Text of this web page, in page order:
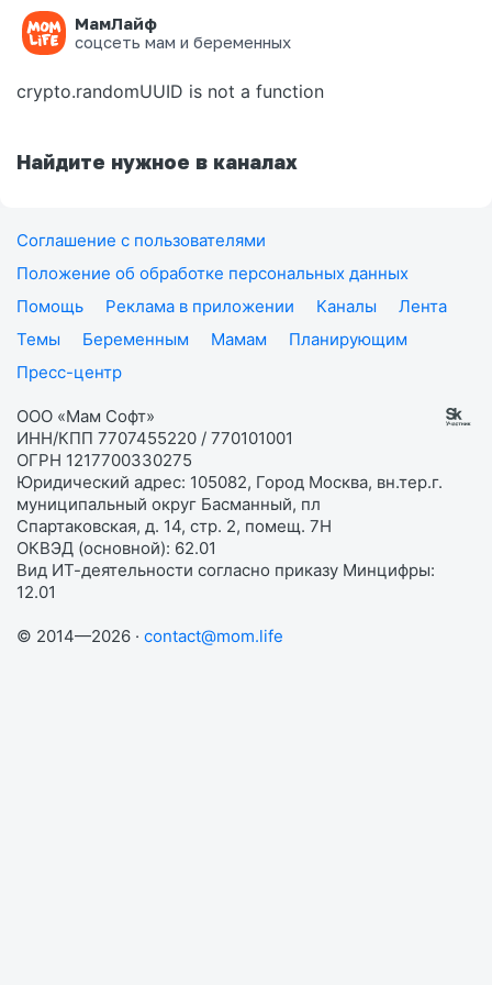
МамЛайф
соцсеть мам и беременных
Ошибка на странице
crypto.randomUUID is not a function
Найдите нужное в каналах
Соглашение с пользователями
Положение об обработке персональных данных
Помощь
Реклама в приложении Каналы
Лента
Темы
Беременным Мамам
Планирующим
Пресс-центр
ООО «Мам Софт»
ИНН/КПП 7707455220 / 770101001
ОГРН 1217700330275
Юридический адрес: 105082, Город Москва, вн.тер.г.
муниципальный округ Басманный, пл
Спартаковская, д. 14, стр. 2, помещ. 7Н
ОКВЭД (основной): 62.01
Вид ИТ-деятельности согласно приказу Минцифры:
12.01
© 2014—2026 · contact@mom.life